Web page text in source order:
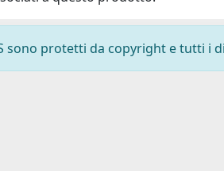
sono protetti da copyright e tutti i